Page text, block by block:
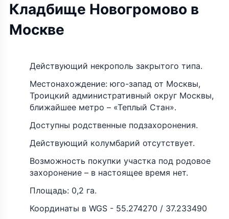
Кладбище Новогромово в
Москве
Действующий некрополь закрытого типа.
Местонахождение: юго-запад от Москвы,
Троицкий административный округ Москвы,
ближайшее метро – «Теплый Стан».
Доступны родственные подзахоронения.
Действующий колумбарий отсутствует.
Возможность покупки участка под родовое
захоронение – в настоящее время нет.
Площадь: 0,2 га.
Координаты в WGS - 55.274270 / 37.233490